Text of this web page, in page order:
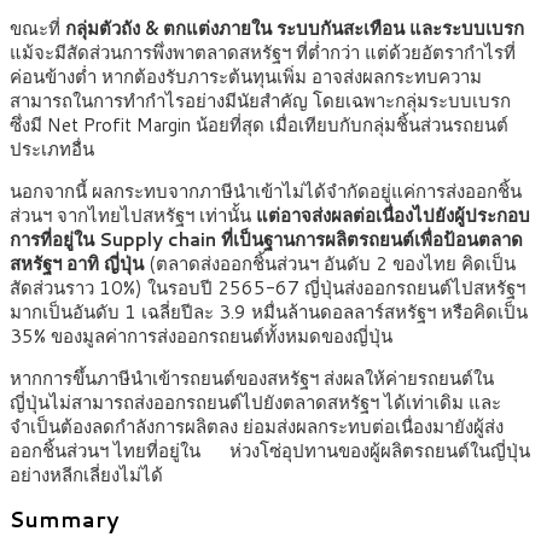
ขณะที่ กลุ่มตัวถัง & ตกแต่งภายใน ระบบกันสะเทือน และระบบเบรก
แม้จะมีสัดส่วนการพึ่งพาตลาดสหรัฐฯ ที่ต่ำกว่า แต่ด้วยอัตรากำไรที่
ค่อนข้างต่ำ หากต้องรับภาระต้นทุนเพิ่ม อาจส่งผลกระทบความ
สามารถในการทำกำไรอย่างมีนัยสำคัญ โดยเฉพาะกลุ่มระบบเบรก
ซึ่งมี Net Profit Margin น้อยที่สุด เมื่อเทียบกับกลุ่มชิ้นส่วนรถยนต์
ประเภทอื่น
นอกจากนี้ ผลกระทบจากภาษีนำเข้าไม่ได้จำกัดอยู่แค่การส่งออกชิ้น
ส่วนฯ จากไทยไปสหรัฐฯ เท่านั้น แต่อาจส่งผลต่อเนื่องไปยังผู้ประกอบ
การที่อยู่ใน Supply chain ที่เป็นฐานการผลิตรถยนต์เพื่อป้อนตลาด
สหรัฐฯ อาทิ ญี่ปุ่น(ตลาดส่งออกชิ้นส่วนฯ อันดับ 2 ของไทย คิดเป็น
สัดส่วนราว 10%) ในรอบปี 2565-67 ญี่ปุ่นส่งออกรถยนต์ไปสหรัฐฯ
มากเป็นอันดับ 1 เฉลี่ยปีละ 3.9 หมื่นล้านดอลลาร์สหรัฐฯ หรือคิดเป็น
35% ของมูลค่าการส่งออกรถยนต์ทั้งหมดของญี่ปุ่น
หากการขึ้นภาษีนำเข้ารถยนต์ของสหรัฐฯ ส่งผลให้ค่ายรถยนต์ใน
ญี่ปุ่นไม่สามารถส่งออกรถยนต์ไปยังตลาดสหรัฐฯ ได้เท่าเดิม และ
จำเป็นต้องลดกำลังการผลิตลง ย่อมส่งผลกระทบต่อเนื่องมายังผู้ส่ง
ออกชิ้นส่วนฯ ไทยที่อยู่ใน ห่วงโซ่อุปทานของผู้ผลิตรถยนต์ในญี่ปุ่น
อย่างหลีกเลี่ยงไม่ได้
Summary